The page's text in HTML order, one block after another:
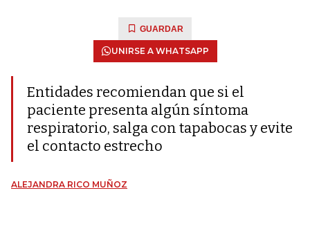
GUARDAR
UNIRSE A WHATSAPP
Entidades recomiendan que si el
paciente presenta algún síntoma
respiratorio, salga con tapabocas y evite
el contacto estrecho
ALEJANDRA RICO MUÑOZ